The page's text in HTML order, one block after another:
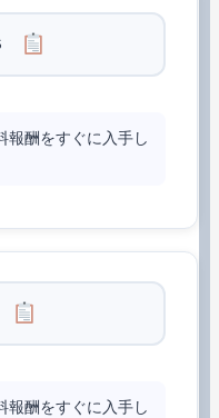
報酬をすぐに入手し
報酬をすぐに入手し